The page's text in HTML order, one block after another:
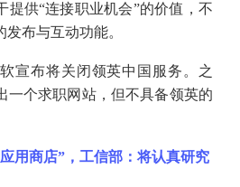
提供“连接职业机会”的价值，不
布与互动功能。
宣布将关闭领英中国服务。之
一个求职网站，但不具备领英的
用商店”，工信部：将认真研究